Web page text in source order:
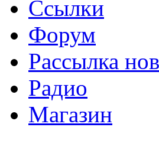
Ссылки
Форум
Рассылка
Радио
Магазин